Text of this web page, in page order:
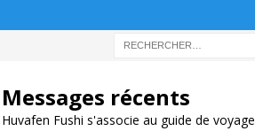
Messages récents
Huvafen Fushi s'associe au guide de voyage